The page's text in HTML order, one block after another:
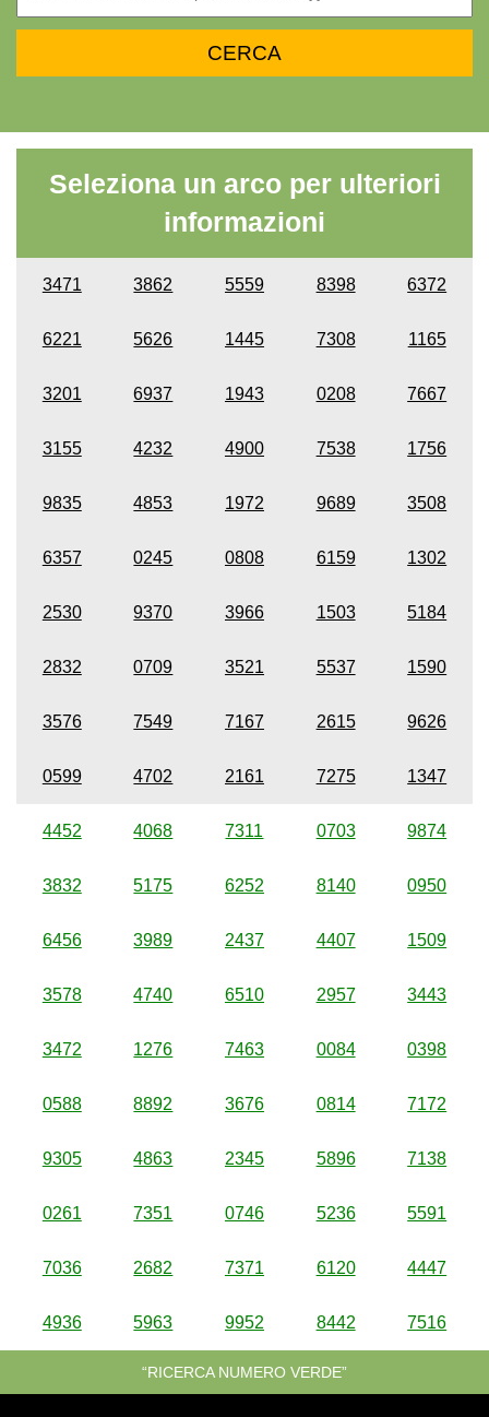
Seleziona un arco per ulteriori
informazioni
3471 3862 5559 8398 6372
6221 5626 1445 7308 1165
3201 6937 1943 0208 7667
3155 4232 4900 7538 1756
9835 4853 1972 9689 3508
6357 0245 0808 6159 1302
2530 9370 3966 1503 5184
2832 0709 3521 5537 1590
3576 7549 7167 2615 9626
0599 4702 2161 7275 1347
4452 4068 7311 0703 9874
3832 5175 6252 8140 0950
6456 3989 2437 4407 1509
3578 4740 6510 2957 3443
3472 1276 7463 0084 0398
0588 8892 3676 0814 7172
9305 4863 2345 5896 7138
0261 7351 0746 5236 5591
7036 2682 7371 6120 4447
4936 5963 9952 8442 7516
“RICERCA NUMERO VERDE”